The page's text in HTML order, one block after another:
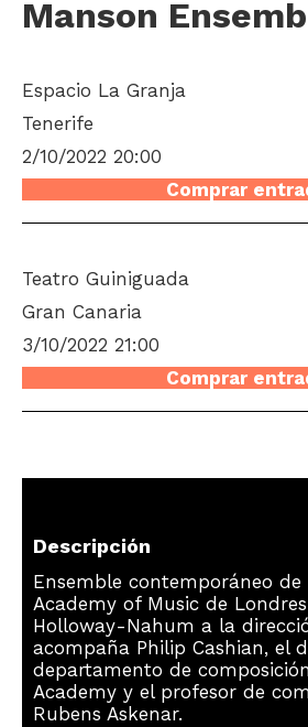
Manson
Espacio La Granja
Tenerife
2/10/2022 20:00
Comprar
Teatro Guiniguada
Gran Canaria
3/10/2022 21:00
Comprar
Descripción
Ensemble contemporáneo de
Academy of Music de
Holloway-Nahum a la
acompaña Philip Cashian, el
departamento de
Academy y el profesor de
Rubens Askenar.